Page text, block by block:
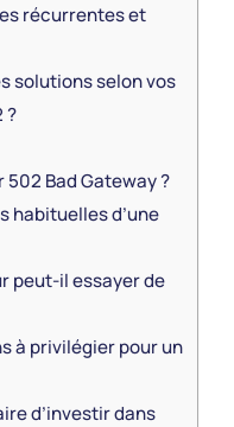
récurrentes et
solutions selon vos
?
502 Bad Gateway ?
habituelles d’une
peut-il essayer de
à privilégier pour un
d’investir dans